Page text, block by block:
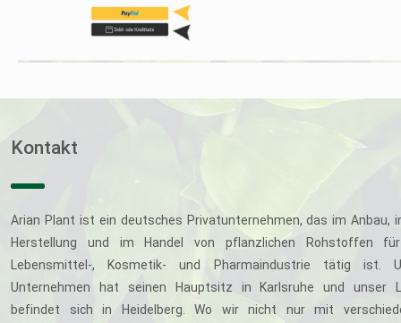
Kontakt
Arian Plant ist ein deutsches Privatunternehmen, das im Anbau,
Herstellung und im Handel von pflanzlichen Rohstoffen
Lebensmittel-, Kosmetik- und Pharmaindustrie tätig ist.
Unternehmen hat seinen Hauptsitz in Karlsruhe und unser
befindet sich in Heidelberg. Wo wir nicht nur mit